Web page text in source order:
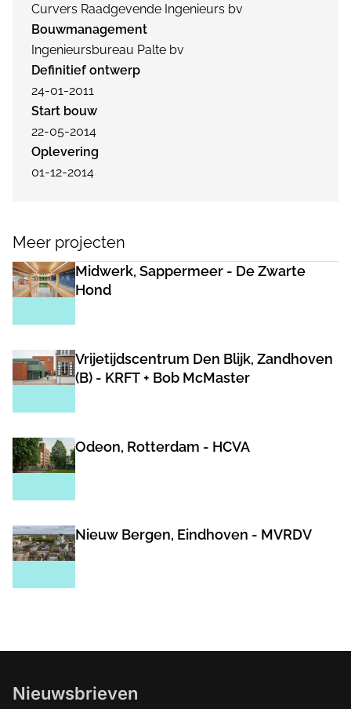
Curvers Raadgevende Ingenieurs bv
Bouwmanagement
Ingenieursbureau Palte bv
Definitief ontwerp
24-01-2011
Start bouw
22-05-2014
Oplevering
01-12-2014
Meer projecten
Midwerk, Sappermeer - De Zwarte
Hond
Vrijetijdscentrum Den Blijk, Zandhoven
(B) - KRFT + Bob McMaster
Odeon, Rotterdam - HCVA
Nieuw Bergen, Eindhoven - MVRDV
Nieuwsbrieven